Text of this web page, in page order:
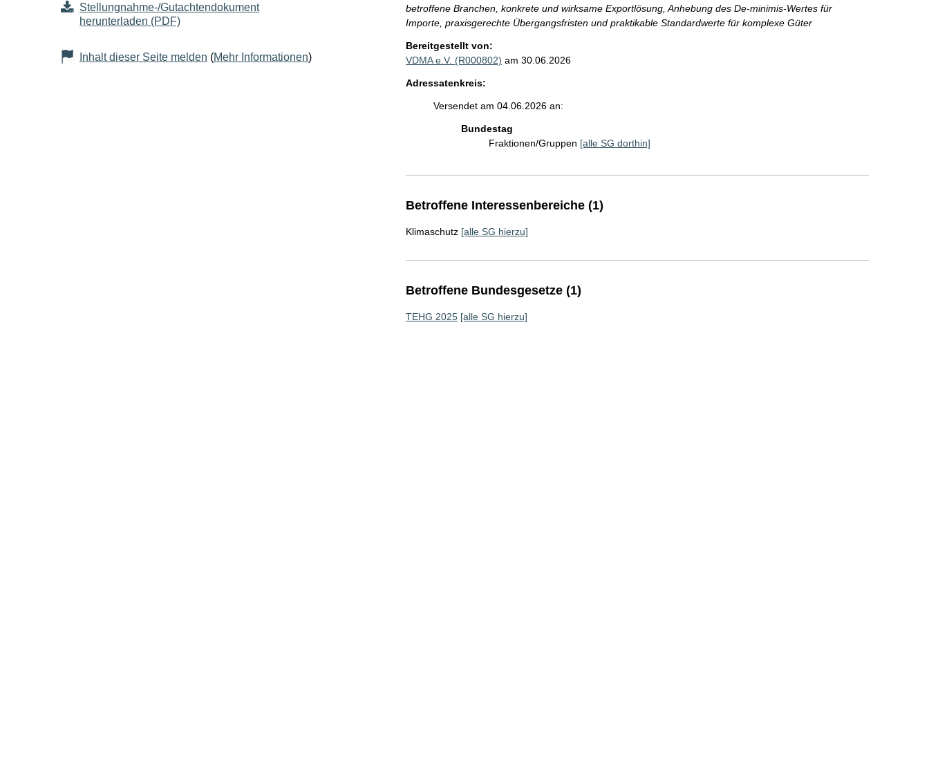
Stellungnahme-/Gutachtendokument
herunterladen (PDF)
Inhalt dieser Seite melden (Mehr Informationen)
betroffene Branchen, konkrete und wirksame Exportlösung, Anhebung des De-minimis-Wertes für
Importe, praxisgerechte Übergangsfristen und praktikable Standardwerte für komplexe Güter
Bereitgestellt von:
VDMA e.V. (R000802) am 30.06.2026
Adressatenkreis:
Versendet am 04.06.2026 an:
Bundestag
Fraktionen/Gruppen [alle SG dorthin]
Betroffene Interessenbereiche (1)
Klimaschutz [alle SG hierzu]
Betroffene Bundesgesetze (1)
TEHG 2025 [alle SG hierzu]